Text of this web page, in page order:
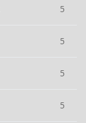
5
5
5
5